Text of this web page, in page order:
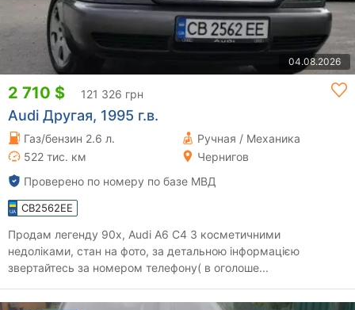
04.08.2026
2 710 $ 121 326 грн
Audi Другая, 1995 г.в.
Газ/бензин 2.6 л.
Ручная / Механика
522 тис. км
Чернигов
Проверено по номеру по базе МВД
CB2562EE
Продам легенду 90х, Audi A6 C4 З косметичними
недоліками, стан на фото, за детальною інформацією
звертайтесь за номером телефону( в оголоше...